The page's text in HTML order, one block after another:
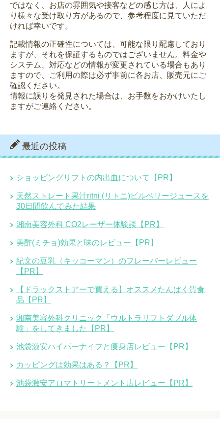
ではなく、お店の雰囲気や接客などの感じ方は、人によ
り様々な受け取り方があるので、参考程度に見ていただ
ければ幸いです。
記載情報の正確性については、可能な限り配慮しており
ますが、それを保証するものではございません。料金や
システム、対応などの情報が変更されている場合もあり
ますので、ご利用の際は必ず事前に各お店、販売元にご
確認ください。
情報に誤りを発見された場合は、お手数をおかけいたし
ますがご連絡ください。
最近の投稿
ショッピングリフトの内出血について【PR】
天然ストレート果汁ritni (リトニ)ビルベリージュースを
30日間飲んでみた結果
湘南美容外科 CO2レーザー体験談【PR】
美酢(ミチョ)効果と味のレビュー【PR】
紀文の豆乳（キッコーマン）のフレーバーレビュー
【PR】
【ドラックストアーで買える】オススメたんぱく質食
品【PR】
湘南美容外科クリニック「ウルトラリフトダブル体
験」をしてきました【PR】
池袋激安ハイパーナイフと痩身店レビュー【PR】
カッピングは効果はある？【PR】
池袋激安アロマトリートメント店レビュー【PR】